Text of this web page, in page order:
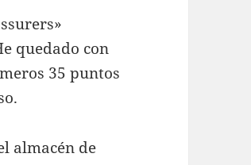
quedado con
35 puntos
almacén de